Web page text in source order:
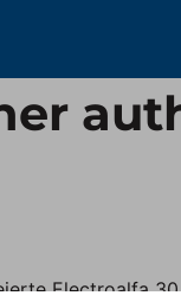
Electroalfa